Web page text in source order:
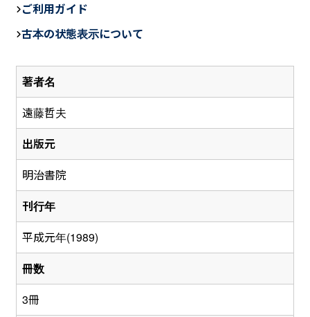
著者名
遠藤哲夫
出版元
明治書院
刊行年
平成元年(1989)
冊数
3冊
e
b
o
o
ご利用ガイド
古本の状態表示について